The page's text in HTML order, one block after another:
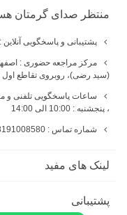
منتظر صدای گرمتان
پشتیبانی و پاسخگویی
مرکز مراجعه حضوری :
(سید رضی)، روبروی تقاطع اول
، پنجشنبه : 10:00 الی 14:00
شماره تماس : 03191008580
لینک های مفید
پشتیبانی